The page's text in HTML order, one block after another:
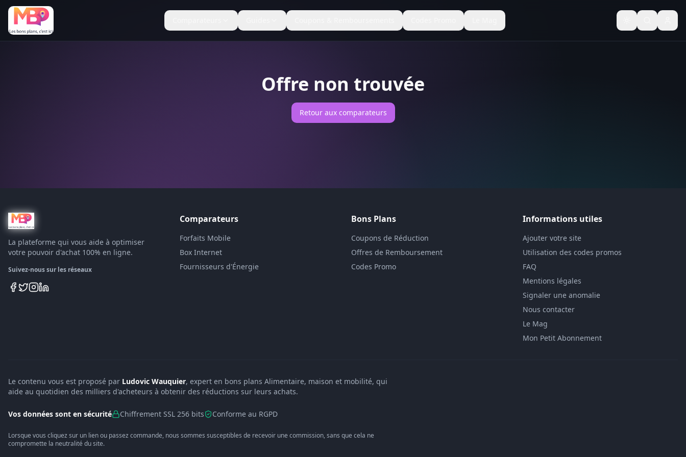
Basculer le
Offre non trouvée
Retour aux comparateurs
La plateforme qui vous aide à optimiser
votre pouvoir d'achat 100% en ligne.
Suivez-nous sur les réseaux
Comparateurs
Forfaits Mobile
Box Internet
Fournisseurs d'Énergie
Bons Plans
Coupons de Réduction
Offres de Remboursement
Codes Promo
Informations utiles
Ajouter votre site
Utilisation des codes promos
FAQ
Mentions légales
Signaler une anomalie
Nous contacter
Le Mag
Mon Petit Abonnement
Le contenu vous est proposé par Ludovic Wauquier, expert en bons plans Alimentaire, maison et mobilité, qui
aide au quotidien des milliers d'acheteurs à obtenir des réductions sur leurs achats.
Vos données sont en sécurité Chiffrement SSL 256 bits Conforme au RGPD
Lorsque vous cliquez sur un lien ou passez commande, nous sommes susceptibles de recevoir une commission, sans que cela ne
compromette la neutralité du site.